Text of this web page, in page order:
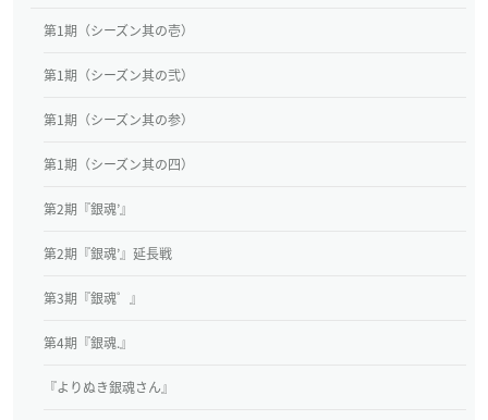
第1期（シーズン其の壱）
第1期（シーズン其の弐）
第1期（シーズン其の参）
第1期（シーズン其の四）
第2期『銀魂’』
第2期『銀魂’』延長戦
第3期『銀魂゜』
第4期『銀魂.』
『よりぬき銀魂さん』